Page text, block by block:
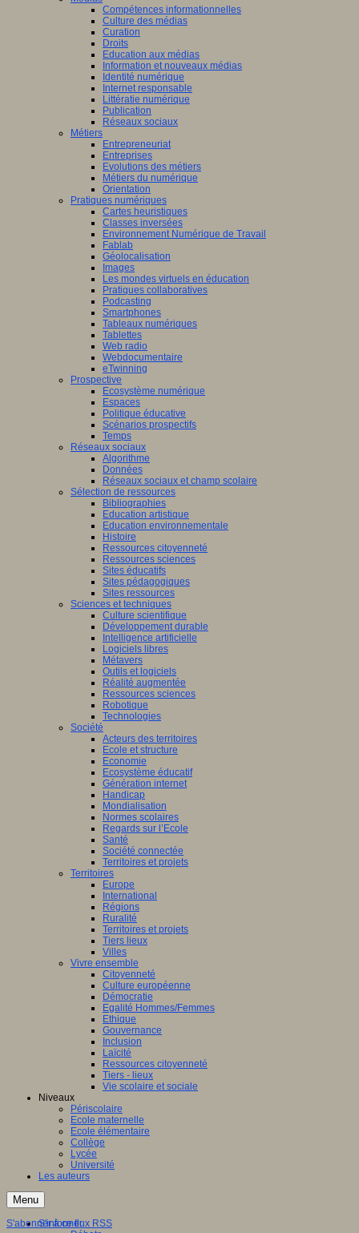
Compétences informationnelles
Culture des médias
Curation
Droits
Education aux médias
Information et nouveaux médias
Identité numérique
Internet responsable
Littératie numérique
Publication
Réseaux sociaux
Métiers
Entrepreneuriat
Entreprises
Evolutions des métiers
Métiers du numérique
Orientation
Pratiques numériques
Cartes heuristiques
Classes inversées
Environnement Numérique de Travail
Fablab
Géolocalisation
Images
Les mondes virtuels en éducation
Pratiques collaboratives
Podcasting
Smartphones
Tableaux numériques
Tablettes
Web radio
Webdocumentaire
eTwinning
Prospective
Ecosystème numérique
Espaces
Politique éducative
Scénarios prospectifs
Temps
Réseaux sociaux
Algorithme
Données
Réseaux sociaux et champ scolaire
Sélection de ressources
Bibliographies
Education artistique
Education environnementale
Histoire
Ressources citoyenneté
Ressources sciences
Sites éducatifs
Sites pédagogiques
Sites ressources
Sciences et techniques
Culture scientifique
Développement durable
Intelligence artificielle
Logiciels libres
Métavers
Outils et logiciels
Réalité augmentée
Ressources sciences
Robotique
Technologies
Société
Acteurs des territoires
Ecole et structure
Economie
Ecosystème éducatif
Génération internet
Handicap
Mondialisation
Normes scolaires
Regards sur l’Ecole
Santé
Société connectée
Territoires et projets
Territoires
Europe
International
Régions
Ruralité
Territoires et projets
Tiers lieux
Villes
Vivre ensemble
Citoyenneté
Culture européenne
Démocratie
Egalité Hommes/Femmes
Ethique
Gouvernance
Inclusion
Laïcité
Ressources citoyenneté
Tiers - lieux
Vie scolaire et sociale
Niveaux
Périscolaire
Ecole maternelle
Ecole élémentaire
Collège
Lycée
Université
Les auteurs
Menu
S'informer
S'abonner à ce flux RSS